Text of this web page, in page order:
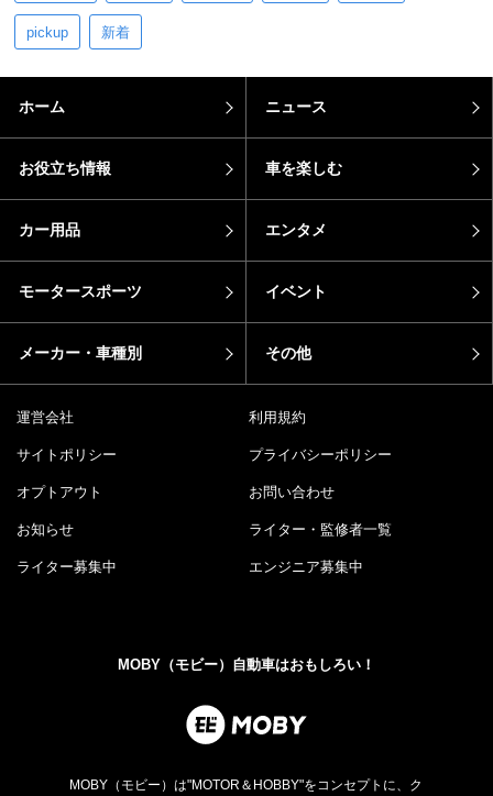
pickup 新着
ホーム ニュース
お役立ち情報 車を楽しむ
カー用品 エンタメ
モータースポーツ イベント
メーカー・車種別 その他
運営会社 利用規約
サイトポリシー プライバシーポリシー
オプトアウト お問い合わせ
お知らせ ライター・監修者一覧
ライター募集中 エンジニア募集中
MOBY（モビー）自動車はおもしろい！
MOBY（モビー）は"MOTOR＆HOBBY"をコンセプトに、ク